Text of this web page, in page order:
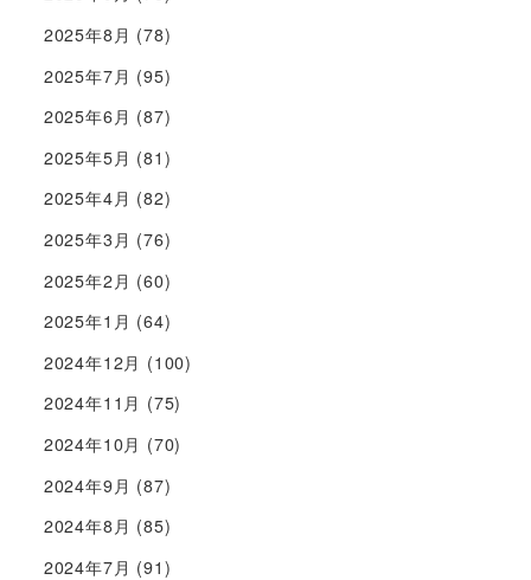
2025年8月 (78)
2025年7月 (95)
2025年6月 (87)
2025年5月 (81)
2025年4月 (82)
2025年3月 (76)
2025年2月 (60)
2025年1月 (64)
2024年12月 (100)
2024年11月 (75)
2024年10月 (70)
2024年9月 (87)
2024年8月 (85)
2024年7月 (91)